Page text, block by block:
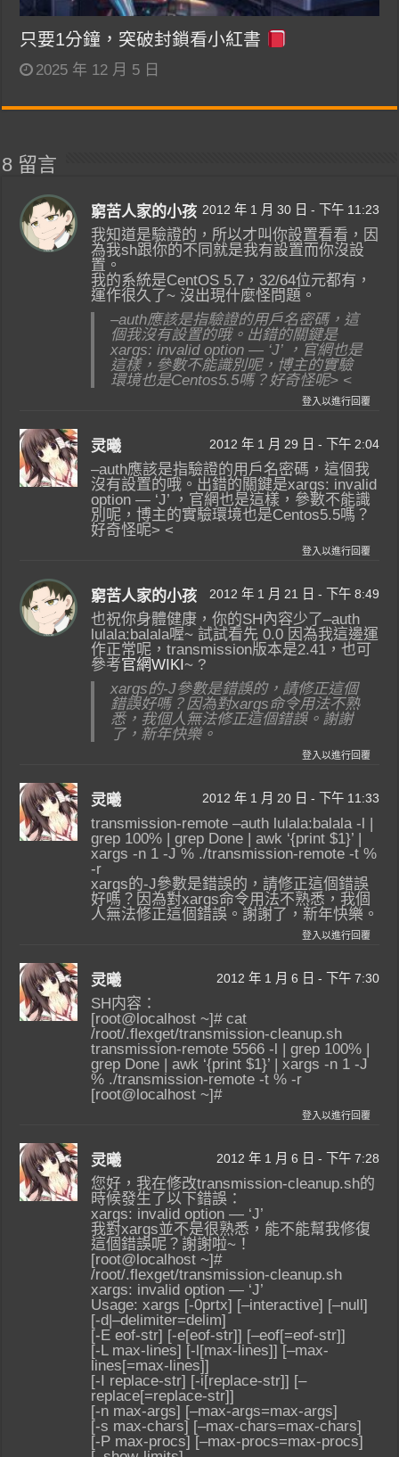
只要1分鐘，突破封鎖看小紅書
2025 年 12 月 5 日
8 留言
窮苦人家的小孩 2012 年 1 月 30 日 - 下午 11:23
我知道是驗證的，所以才叫你設置看看，因
為我sh跟你的不同就是我有設置而你沒設
置。
我的系統是CentOS 5.7，32/64位元都有，
運作很久了~ 沒出現什麼怪問題。
–auth應該是指驗證的用戶名密碼，這
個我沒有設置的哦。出錯的關鍵是
xargs: invalid option — ‘J’ ，官網也是
這樣，參數不能識別呢，博主的實驗
環境也是Centos5.5嗎？好奇怪呢> <
登入以進行回覆
灵曦 2012 年 1 月 29 日 - 下午 2:04
–auth應該是指驗證的用戶名密碼，這個我
沒有設置的哦。出錯的關鍵是xargs: invalid
option — ‘J’ ，官網也是這樣，參數不能識
別呢，博主的實驗環境也是Centos5.5嗎？
好奇怪呢> <
登入以進行回覆
窮苦人家的小孩 2012 年 1 月 21 日 - 下午 8:49
也祝你身體健康，你的SH內容少了–auth
lulala:balala喔~ 試試看先 0.0 因為我這邊運
作正常呢，transmission版本是2.41，也可
參考官網WIKI~ ?
xargs的-J參數是錯誤的，請修正這個
錯誤好嗎？因為對xargs命令用法不熟
悉，我個人無法修正這個錯誤。謝謝
了，新年快樂。
登入以進行回覆
灵曦 2012 年 1 月 20 日 - 下午 11:33
transmission-remote –auth lulala:balala -l |
grep 100% | grep Done | awk ‘{print $1}’ |
xargs -n 1 -J % ./transmission-remote -t %
-r
xargs的-J參數是錯誤的，請修正這個錯誤
好嗎？因為對xargs命令用法不熟悉，我個
人無法修正這個錯誤。謝謝了，新年快樂。
登入以進行回覆
灵曦 2012 年 1 月 6 日 - 下午 7:30
SH内容：
[root@localhost ~]# cat
/root/.flexget/transmission-cleanup.sh
transmission-remote 5566 -l | grep 100% |
grep Done | awk ‘{print $1}’ | xargs -n 1 -J
% ./transmission-remote -t % -r
[root@localhost ~]#
登入以進行回覆
灵曦 2012 年 1 月 6 日 - 下午 7:28
您好，我在修改transmission-cleanup.sh的
時候發生了以下錯誤：
xargs: invalid option — ‘J’
我對xargs並不是很熟悉，能不能幫我修復
這個錯誤呢？謝謝啦~！
[root@localhost ~]#
/root/.flexget/transmission-cleanup.sh
xargs: invalid option — ‘J’
Usage: xargs [-0prtx] [–interactive] [–null]
[-d|–delimiter=delim]
[-E eof-str] [-e[eof-str]] [–eof[=eof-str]]
[-L max-lines] [-l[max-lines]] [–max-
lines[=max-lines]]
[-I replace-str] [-i[replace-str]] [–
replace[=replace-str]]
[-n max-args] [–max-args=max-args]
[-s max-chars] [–max-chars=max-chars]
[-P max-procs] [–max-procs=max-procs]